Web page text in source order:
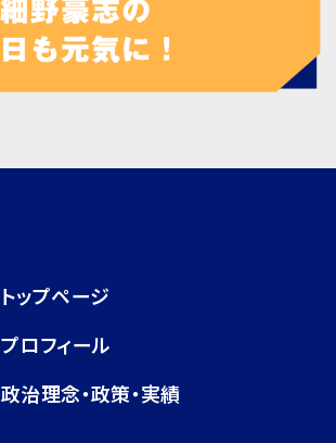
トップページ
プロフィール
政治理念・政策・実績